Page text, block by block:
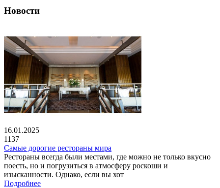
Новости
16.01.2025
1137
Самые дорогие рестораны мира
Рестораны всегда были местами, где можно не только вкусно
поесть, но и погрузиться в атмосферу роскоши и
изысканности. Однако, если вы хот
Подробнее